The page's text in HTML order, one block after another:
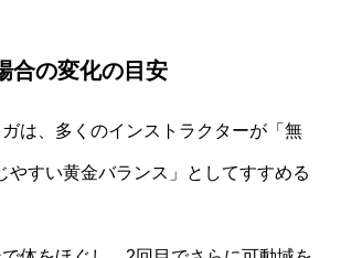
合の変化の目安
は、多くのインストラクターが「無
やすい黄金バランス」としてすすめる